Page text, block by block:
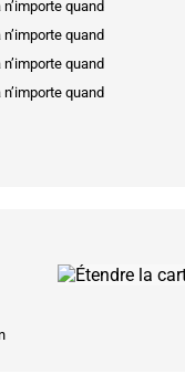
quand
quand
quand
quand